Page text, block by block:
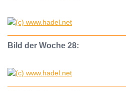
Bild der Woche 28: